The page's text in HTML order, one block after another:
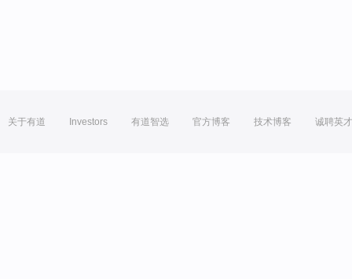
关于有道 Investors 有道智选 官方博客 技术博客 诚聘英才